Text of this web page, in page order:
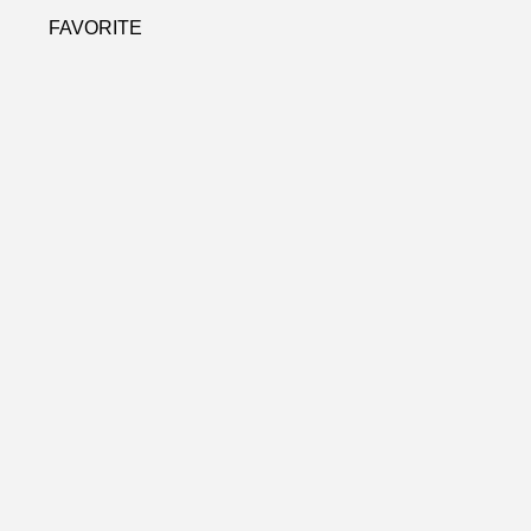
FAVORITE